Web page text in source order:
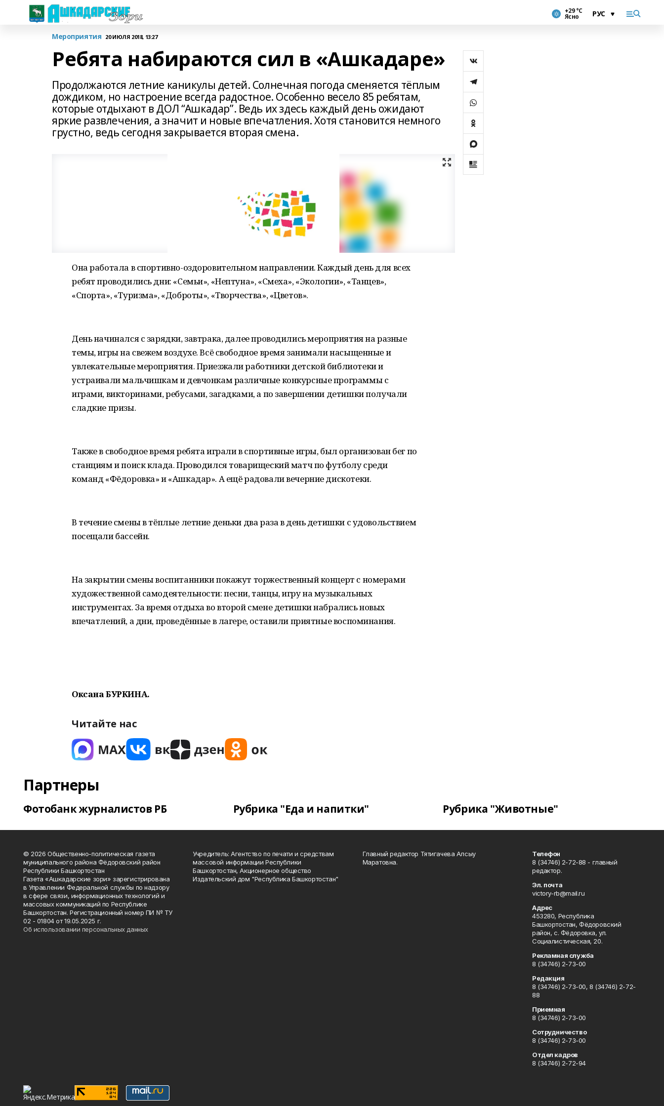
+29 °С
Ясно
Мероприятия 20 ИЮЛЯ 2018, 13:27
Ребята набираются сил в «Ашкадаре»
Продолжаются летние каникулы детей. Солнечная погода сменяется тёплым
дождиком, но настроение всегда радостное. Особенно весело 85 ребятам,
которые отдыхают в ДОЛ “Ашкадар”. Ведь их здесь каждый день ожидают
яркие развлечения, а значит и новые впечатления. Хотя становится немного
грустно, ведь сегодня закрывается вторая смена.
Она работала в спортивно-оздоровительном направлении. Каждый день для всех
ребят проводились дни: «Семьи», «Нептуна», «Смеха», «Экологии», «Танцев»,
«Спорта», «Туризма», «Доброты», «Творчества», «Цветов».
День начинался с зарядки, завтрака, далее проводились мероприятия на разные
темы, игры на свежем воздухе. Всё свободное время занимали насыщенные и
увлекательные мероприятия. Приезжали работники детской библиотеки и
устраивали мальчишкам и девчонкам различные конкурсные программы с
играми, викторинами, ребусами, загадками, а по завершении детишки получали
сладкие призы.
Также в свободное время ребята играли в спортивные игры, был организован бег по
станциям и поиск клада. Проводился товарищеский матч по футболу среди
команд «Фёдоровка» и «Ашкадар». А ещё радовали вечерние дискотеки.
В течение смены в тёплые летние деньки два раза в день детишки с удовольствием
посещали бассейн.
На закрытии смены воспитанники покажут торжественный концерт с номерами
художественной самодеятельности: песни, танцы, игру на музыкальных
инструментах. За время отдыха во второй смене детишки набрались новых
впечатлений, а дни, проведённые в лагере, оставили приятные воспоминания.
Оксана БУРКИНА.
Читайте нас
Партнеры
Фотобанк журналистов РБ Рубрика "Еда и напитки" Рубрика "Животные"
© 2026 Общественно-политическая газета
муниципального района Фёдоровский район
Республики Башкортостан
Газета «Ашкадарские зори» зарегистрирована
в Управлении Федеральной службы по надзору
в сфере связи, информационных технологий и
массовых коммуникаций по Республике
Башкортостан. Регистрационный номер ПИ № ТУ
02 - 01804 от 19.05.2025 г.
Об использовании персональных данных
Учредитель: Агентство по печати и средствам
массовой информации Республики
Башкортостан, Акционерное общество
Издательский дом "Республика Башкортостан"
Главный редактор Тятигачева Алсыу
Маратовна.
Телефон
8 (34746) 2-72-88 - главный
редактор.
Эл. почта
victory-rb@mail.ru
Адрес
453280, Республика
Башкортостан, Фёдоровский
район, с. Фёдоровка, ул.
Социалистическая, 20.
Рекламная служба
8 (34746) 2-73-00
Редакция
8 (34746) 2-73-00, 8 (34746) 2-72-
88
Приемная
8 (34746) 2-73-00
Сотрудничество
8 (34746) 2-73-00
Отдел кадров
8 (34746) 2-72-94